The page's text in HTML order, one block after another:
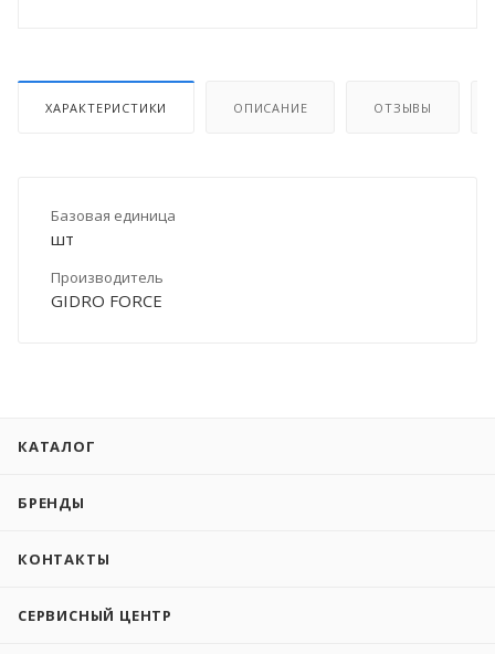
ХАРАКТЕРИСТИКИ ОПИСАНИЕ ОТЗЫВЫ
Базовая единица
шт
Производитель
GIDRO FORCE
КАТАЛОГ
БРЕНДЫ
КОНТАКТЫ
СЕРВИСНЫЙ ЦЕНТР